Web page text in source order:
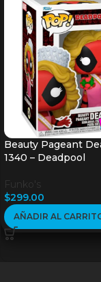
Beauty Pageant
1340 – Deadpool
Funko's
$299.00
AÑADIR AL